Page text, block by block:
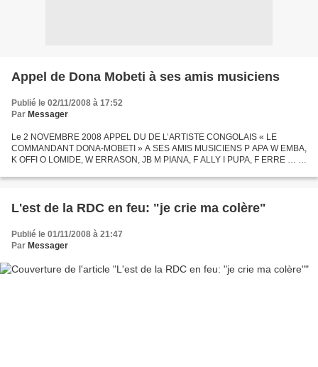
Appel de Dona Mobeti à ses amis musiciens
Publié le 02/11/2008 à 17:52
Par Messager
Le 2 NOVEMBRE 2008 APPEL DU DE L’ARTISTE CONGOLAIS « LE
COMMANDANT DONA-MOBETI » A SES AMIS MUSICIENS P APA W EMBA,
K OFFI O LOMIDE, W ERRASON, JB M PIANA, F ALLY I PUPA, F ERRE … et
L'est de la RDC en feu: "je crie ma colère"
Publié le 01/11/2008 à 21:47
Par Messager